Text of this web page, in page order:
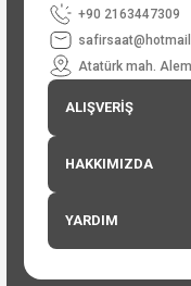
+90 2163447309
Atatürk mah.
ALIŞVERİŞ
HAKKIMIZDA
YARDIM